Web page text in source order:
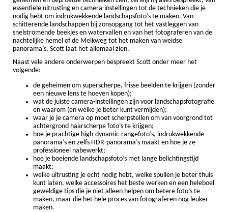
essentiële uitrusting en camera-instellingen tot de technieken die je
nodig hebt om indrukwekkende landschapsfoto’s te maken. Van
schitterende landschappen bij zonsopgang tot het vastleggen van
snelstromende beekjes en watervallen en van het fotograferen van de
nachtelijke hemel of de Melkweg tot het maken van weidse
panorama’s, Scott laat het allemaal zien.
Naast vele andere onderwerpen bespreekt Scott onder meer het
volgende:
de geheimen om superscherpe, frisse beelden te krijgen (zonder
een nieuwe lens te hoeven kopen);
wat de juiste camera-instellingen zijn voor landschapsfotografie
en waarom (en welke je beter kunt vermijden);
waar je je camera op moet scherpstellen om van voorgrond tot
achtergrond haarscherpe foto’s te krijgen;
hoe je prachtige high-dynamic-rangefoto’s, indrukwekkende
panorama’s en zelfs HDR-panorama’s maakt en hoe je ze
professioneel nabewerkt;
hoe je boeiende landschapsfoto’s met lange belichtingstijd
maakt;
welke uitrusting je echt nodig hebt, welke spullen je beter thuis
kunt laten, welke accessoires het beste werken en een heleboel
geweldige tips die je niet alleen helpen om betere foto’s te
maken, maar die het hele proces van fotograferen nog leuker
maken.